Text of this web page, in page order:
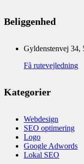
Beliggenhed
Gyldenstenvej 34,
Få rutevejledning
Kategorier
Webdesign
SEO optimering
Logo
Google Adwords
Lokal SEO